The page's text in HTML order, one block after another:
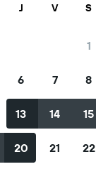
J V S
1
6 7 8
13 14 15
20 21 22